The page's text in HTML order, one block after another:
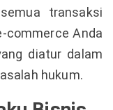
transaksi
commerce Anda
diatur dalam
hukum.